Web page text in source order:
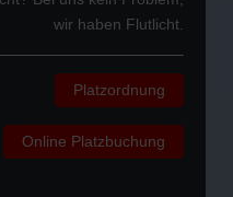
wir haben Flutlicht.
Platzordnung
Online Platzbuchung